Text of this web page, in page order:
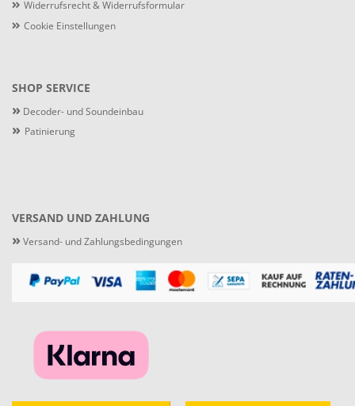
Widerrufsrecht & Widerrufsformular
Cookie Einstellungen
SHOP SERVICE
» Decoder- und Soundeinbau
» Patinierung
VERSAND UND ZAHLUNG
» Versand- und Zahlungsbedingungen